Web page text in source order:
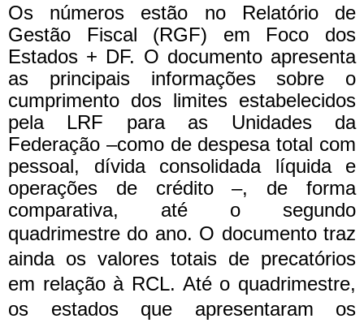
Os números estão no Relatório de
Gestão Fiscal (RGF) em Foco dos
Estados + DF. O documento apresenta
as principais informações sobre o
cumprimento dos limites estabelecidos
pela LRF para as Unidades da
Federação ‒como de despesa total com
pessoal, dívida consolidada líquida e
operações de crédito ‒, de forma
comparativa, até o segundo
quadrimestre do ano. O documento traz
ainda os valores totais de precatórios
em relação à RCL. Até o quadrimestre,
os estados que apresentaram os